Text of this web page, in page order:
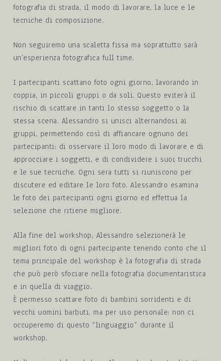
fotografia di strada, il modo di lavorare, la luce e le
tecniche di composizione.
Non seguiremo una scaletta fissa ma soprattutto sarà
un’esperienza fotografica full time.
I partecipanti scattano foto ogni giorno, lavorando in
coppia, in piccoli gruppi o da soli. Questo eviterà il
rischio di scattare in tanti lo stesso soggetto o la
stessa scena. Alessandro si unisci alternandosi ai
gruppi, permettendo così di affiancare ognuno dei
partecipanti: di osservare il loro modo di lavorare e di
approcciare i soggetti, e di condividere i suoi trucchi
e le sue tecniche. Ogni sera tutti si riuniscono per
discutere ed editare le loro foto. Alessandro esamina
le foto dei partecipanti ogni giorno ed effettua la
selezione che ritiene migliore.
Alla fine del workshop, Alessandro selezionerà le
migliori foto di ogni partecipante tenendo conto che il
tema principale del workshop è la fotografia di strada
che può però sfociare nella fotografia documentaristica
e in quella di viaggio.
È permesso scattare foto di bambini sorridenti e di
vecchi uomini barbuti, ma per uso personale: non ci
occuperemo di questo “linguaggio” durante il
workshop.